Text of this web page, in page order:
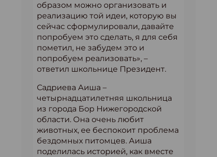
образом можно организовать и
реализацию той идеи, которую вы
сейчас сформулировали, давайте
попробуем это сделать, я для себя
пометил, не забудем это и
попробуем реализовать», –
ответил школьнице Президент.
Садриева Аиша –
четырнадцатилетняя школьница
из города Бор Нижегородской
области. Она очень любит
животных, ее беспокоит проблема
бездомных питомцев. Аиша
поделилась историей, как вместе